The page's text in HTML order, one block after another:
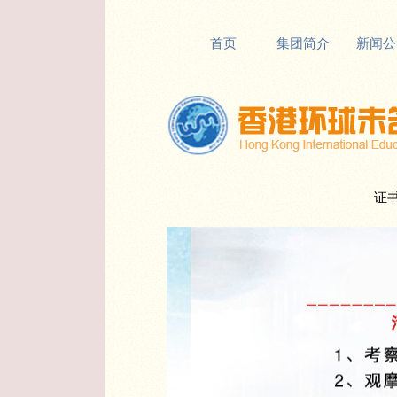
首页 集团简介 新闻
证